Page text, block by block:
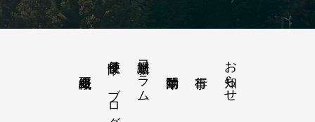
お知らせ
新選組コラム
隊長便り－ブログ